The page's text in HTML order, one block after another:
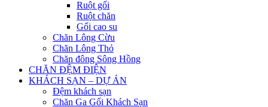
Ruột gối
Ruột chăn
Gối cao su
Chăn Lông Cừu
Chăn Lông Thỏ
Chăn đông Sông Hồng
CHĂN ĐỆM ĐIỆN
KHÁCH SẠN – DỰ ÁN
Đệm khách sạn
Chăn Ga Gối Khách Sạn